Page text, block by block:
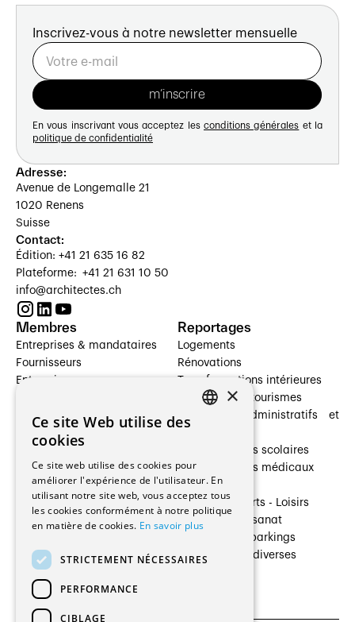
Inscrivez-vous à notre newsletter mensuelle
En vous inscrivant vous acceptez les conditions générales et la
politique de confidentialité
Adresse:
Avenue de Longemalle 21
1020 Renens
Suisse
Contact:
Édition: +41 21 635 16 82
Plateforme: +41 21 631 10 50
info@architectes.ch
Membres
Entreprises & mandataires
Fournisseurs
Entreprises
Architectes paysagistes
Architectes d'intérieur
Entreprises générales
Ingénieurs et mandataires
Fabricants / Fournisseurs
Régies immobilières
Gestion PPE
Reportages
Logements
Rénovations
Transformations intérieures
Hôtelleries et tourismes
Bâtiments administratifs et
Établissements scolaires
Établissements médicaux
Villas
Cultures - Sports - Loisirs
Industrie - Artisanat
Transports et parkings
Constructions diverses
×
Ce site Web utilise des
cookies
Ce site web utilise des cookies pour
améliorer l'expérience de l'utilisateur. En
utilisant notre site web, vous acceptez tous
les cookies conformément à notre politique
en matière de cookies. En savoir plus
STRICTEMENT NÉCESSAIRES
PERFORMANCE
CIBLAGE